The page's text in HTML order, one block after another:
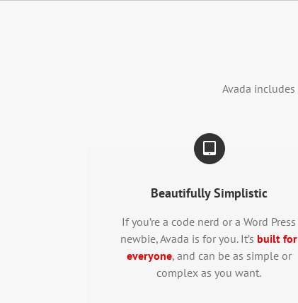
Avada includes
Beautifully Simplistic
If you’re a code nerd or a Word Press
newbie, Avada is for you. It’sbuilt for
everyone, and can be as simple or
complex as you want.